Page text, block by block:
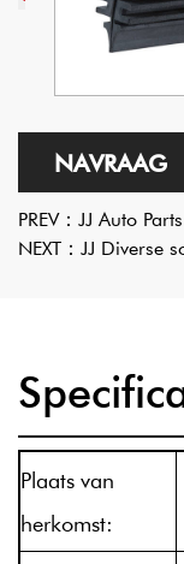
NAVRAAG
PREV： JJ Auto
NEXT： JJ Diverse
Plaats van
herkomst: